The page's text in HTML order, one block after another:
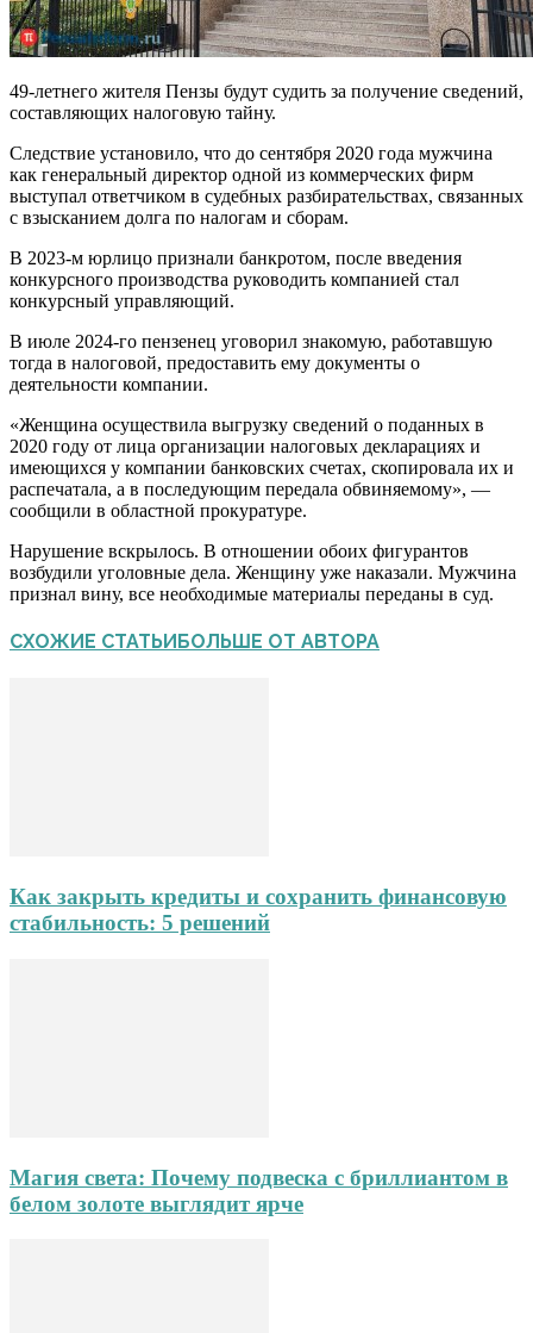
49-летнего жителя Пензы будут судить за получение сведений,
составляющих налоговую тайну.
Следствие установило, что до сентября 2020 года мужчина
как генеральный директор одной из коммерческих фирм
выступал ответчиком в судебных разбирательствах, связанных
с взысканием долга по налогам и сборам.
В 2023-м юрлицо признали банкротом, после введения
конкурсного производства руководить компанией стал
конкурсный управляющий.
В июле 2024-го пензенец уговорил знакомую, работавшую
тогда в налоговой, предоставить ему документы о
деятельности компании.
«Женщина осуществила выгрузку сведений о поданных в
2020 году от лица организации налоговых декларациях и
имеющихся у компании банковских счетах, скопировала их и
распечатала, а в последующим передала обвиняемому», —
сообщили в областной прокуратуре.
Нарушение вскрылось. В отношении обоих фигурантов
возбудили уголовные дела. Женщину уже наказали. Мужчина
признал вину, все необходимые материалы переданы в суд.
СХОЖИЕ СТАТЬИБОЛЬШЕ ОТ АВТОРА
Как закрыть кредиты и сохранить финансовую
стабильность: 5 решений
Магия света: Почему подвеска с бриллиантом в
белом золоте выглядит ярче